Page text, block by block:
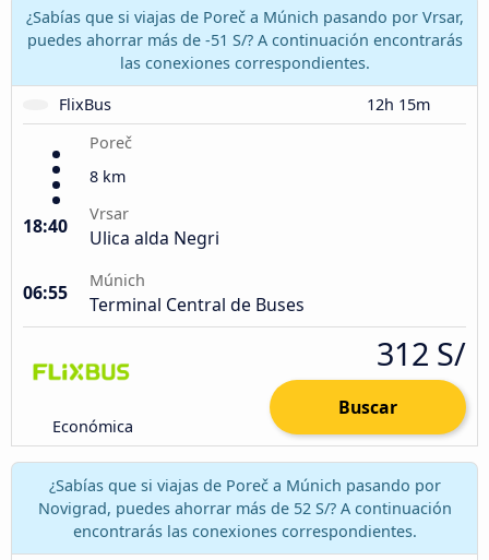
¿Sabías que si viajas de Poreč a Múnich pasando por Vrsar,
puedes ahorrar más de -51 S/? A continuación encontrarás
las conexiones correspondientes.
FlixBus
12h 15m
Poreč
8 km
18:40
Vrsar
Ulica alda Negri
06:55
Múnich
Terminal Central de Buses
Económica
312 S/
Buscar
¿Sabías que si viajas de Poreč a Múnich pasando por
Novigrad, puedes ahorrar más de 52 S/? A continuación
encontrarás las conexiones correspondientes.